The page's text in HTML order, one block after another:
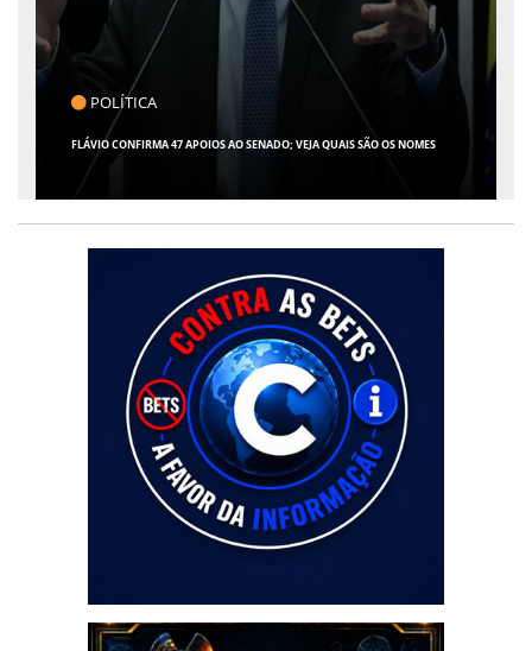
CLICK INDICA
GIRO POR SERGIPE, BRASIL E MUNDO - 07 DE AGOSTO DE 2026